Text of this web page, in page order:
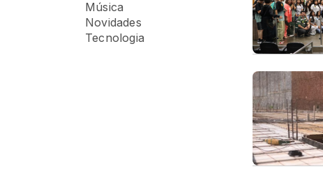
Música
Novidades
Tecnologia